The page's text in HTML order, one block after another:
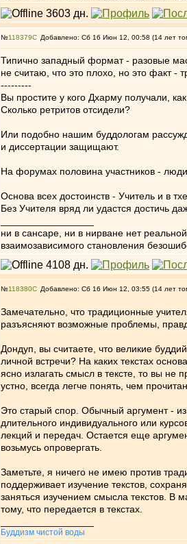
№118379 Добавлено: Сб 16 Июн 12, 00:58 (14 лет
Типично западный формат - разовые
не считаю, что это плохо, но это факт -
---------
Вы простите у кого Дхарму получали,
Сколько ретритов отсидели?
Или подобно нашим буддологам
и диссертации защищают.
На форумах половина участников -
Основа всех достоинств - Учитель и в
Без Учителя вряд ли удастся достичь
ни в сансаре, ни в нирване нет
взаимозависимого становления
№118380 Добавлено: Сб 16 Июн 12, 03:55 (14 лет
Замечательно, что традиционные
разъясняют возможные проблемы,
Дондуп, вы считаете, что великие
личной встречи? На каких текстах
ясно излагать смысл в тексте, то вы не
устно, всегда легче понять, чем
Это старый спор. Обычный аргумент -
длительного индивидуального или
лекций и передач. Остается еще
возьмусь опровергать.
Заметьте, я ничего не имею против
поддерживает изучение текстов,
заняться изучением смысла текстов. В
тому, что передается в текстах.
Буддизм чистой воды